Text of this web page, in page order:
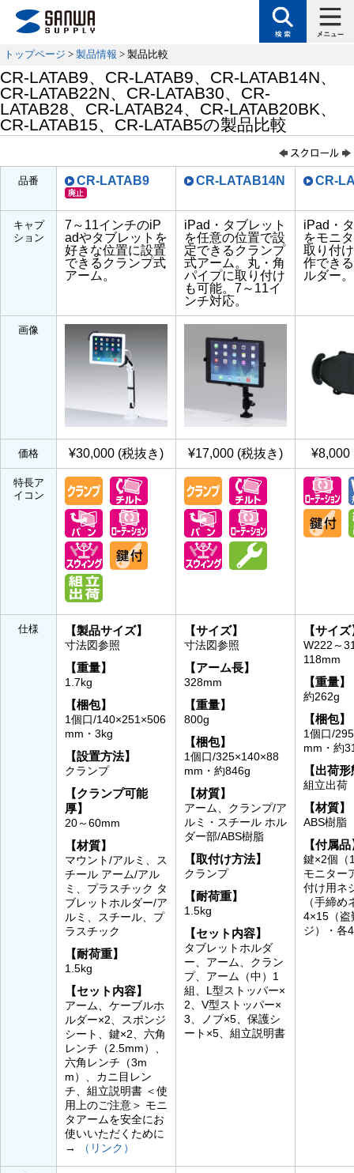
トップページ > 製品情報 > 製品比較
CR-LATAB9、CR-LATAB9、CR-LATAB14N、
CR-LATAB22N、CR-LATAB30、CR-
LATAB28、CR-LATAB24、CR-LATAB20BK、
CR-LATAB15、CR-LATAB5の製品比較
品番 CR-LATAB9 CR-LATAB14N CR-
キャプ
ション
7～11インチのiP
adやタブレットを
好きな位置に設置
できるクランプ式
アーム。
iPad・タブレット
を任意の位置で設
定できるクランプ
式アーム。丸・角
パイプに取り付け
も可能。7～11イ
ンチ対応。
iPad・
をモニ
取り付
作でき
ルダー。
画像
価格 ¥30,000 (税抜き) ¥17,000 (税抜き) ¥8,000
特長ア
イコン
仕様 【製品サイズ】
寸法図参照
【重量】
1.7kg
【梱包】
1個口/140×251×506
mm・3kg
【設置方法】
クランプ
【クランプ可能
厚】
20～60mm
【材質】
マウント/アルミ、ス
チール アーム/アル
ミ、プラスチック タ
ブレットホルダー/ア
ルミ、スチール、プ
ラスチック
【耐荷重】
1.5kg
【セット内容】
アーム、ケーブルホ
ルダー×2、スポンジ
シート、鍵×2、六角
レンチ（2.5mm）、
六角レンチ（3m
m）、カニ目レン
チ、組立説明書 ＜使
用上のご注意＞ モニ
タアームを安全にお
使いいただくために
→
（リンク）
【サイズ】
寸法図参照
【アーム長】
328mm
【重量】
800g
【梱包】
1個口/325×140×88
mm・約846g
【材質】
アーム、クランプ/ア
ルミ・スチール ホル
ダー部/ABS樹脂
【取付け方法】
クランプ
【耐荷重】
1.5kg
【セット内容】
タブレットホルダ
ー、アーム、クラン
プ、アーム（中）1
組、L型ストッパー×
2、V型ストッパー×
3、ノブ×5、保護シ
ート×5、組立説明書
【サイ
W222～
118mm
【重量】
約262g
【梱包】
1個口/
mm・約
【出荷
組立出荷
【材質】
ABS樹脂
【付属
鍵×2個（
モニター
付け用ネ
（手締
4×15（盗
ジ）・各